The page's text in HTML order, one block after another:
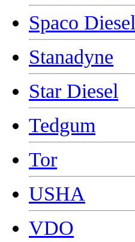
Spaco Diesel
Stanadyne
Star Diesel
Tedgum
Tor
USHA
VDO